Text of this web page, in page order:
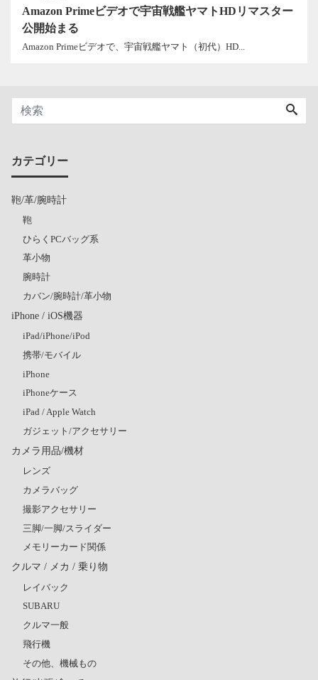
Amazon Primeビデオで宇宙戦艦ヤマトHDリマスター
公開始まる
Amazon Primeビデオで、宇宙戦艦ヤマト（初代）HD...
カテゴリー
鞄/革/腕時計
鞄
ひらくPCバッグ系
革小物
腕時計
カバン/腕時計/革小物
iPhone / iOS機器
iPad/iPhone/iPod
携帯/モバイル
iPhone
iPhoneケース
iPad / Apple Watch
ガジェット/アクセサリー
カメラ用品/機材
レンズ
カメラバッグ
撮影アクセサリー
三脚/一脚/スライダー
メモリーカード関係
クルマ / メカ / 乗り物
レイバック
SUBARU
クルマ一般
飛行機
その他、機械もの